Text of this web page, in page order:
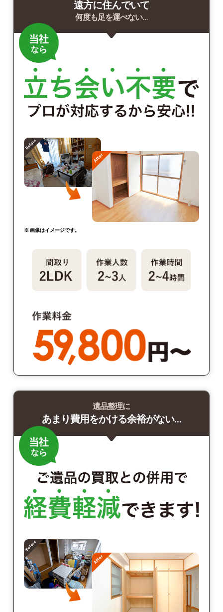
遠方に住んでいて
何度も足を運べない…
※ 画像はイメージです。
遺品整理に
あまり費用をかける余裕がない…